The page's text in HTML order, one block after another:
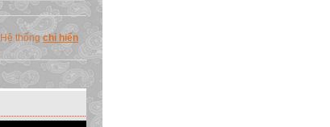
. Hệ thốngchỉ hiển